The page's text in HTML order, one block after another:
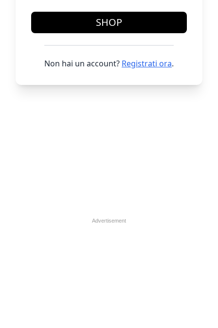
SHOP
Non hai un account? Registrati ora.